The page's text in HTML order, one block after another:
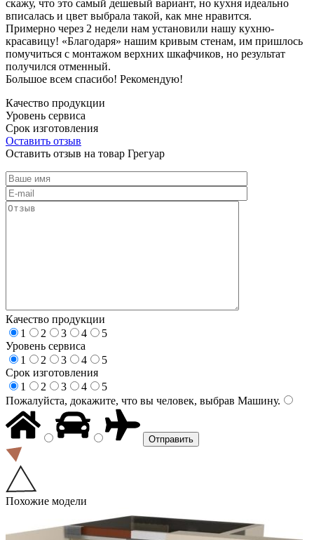
скажу, что это самый дешевый вариант, но кухня идеально
вписалась и цвет выбрала такой, как мне нравится.
Примерно через 2 недели нам установили нашу кухню-
красавицу! «Благодаря» нашим кривым стенам, им пришлось
помучиться с монтажом верхних шкафчиков, но результат
получился отменный.
Большое всем спасибо! Рекомендую!
Качество продукции
Уровень сервиса
Срок изготовления
Оставить отзыв
Оставить отзыв на товар Грегуар
Качество продукции
1
2 3 4
5
Уровень сервиса
1
2 3 4
5
Срок изготовления
1
2 3 4
5
Пожалуйста, докажите, что вы человек, выбрав Машину.
Похожие модели